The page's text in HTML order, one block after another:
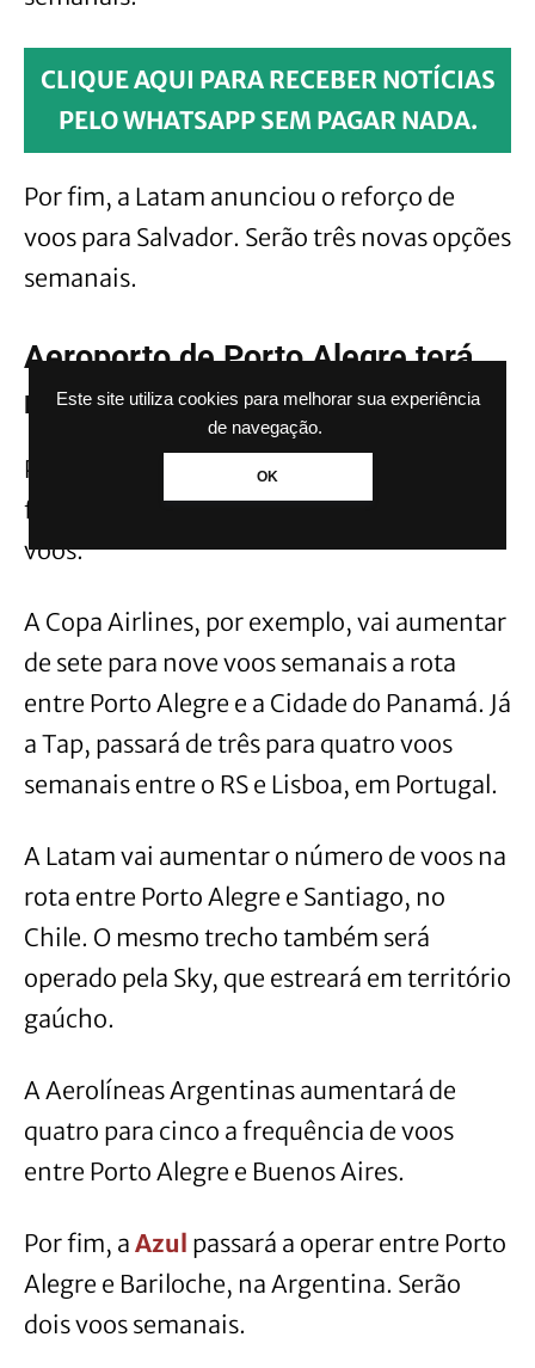
Este site utiliza cookies para melhorar sua experiência
de navegação.
OK
CLIQUE AQUI PARA RECEBER NOTÍCIAS
PELO WHATSAPP SEM PAGAR NADA.
Por fim, a Latam anunciou o reforço de
voos para Salvador. Serão três novas opções
semanais.
Aeroporto de Porto Alegre terá
novos voos internacionais
Para os gaúchos que querem viajar para
fora do Brasil, haverá novas opções de
voos.
A Copa Airlines, por exemplo, vai aumentar
de sete para nove voos semanais a rota
entre Porto Alegre e a Cidade do Panamá. Já
a Tap, passará de três para quatro voos
semanais entre o RS e Lisboa, em Portugal.
A Latam vai aumentar o número de voos na
rota entre Porto Alegre e Santiago, no
Chile. O mesmo trecho também será
operado pela Sky, que estreará em território
gaúcho.
A Aerolíneas Argentinas aumentará de
quatro para cinco a frequência de voos
entre Porto Alegre e Buenos Aires.
Por fim, a Azul passará a operar entre Porto
Alegre e Bariloche, na Argentina. Serão
dois voos semanais.